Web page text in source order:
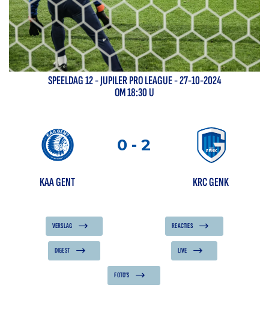
SPEELDAG12-JUPILER PRO LEAGUE- 27-10-2024
OM 18:30 U
0 - 2
KAA GENT KRC GENK
VERSLAG REACTIES
DIGEST LIVE
FOTO'S